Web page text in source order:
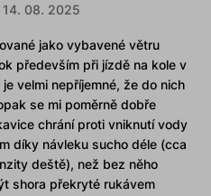
14. 08. 2025
jako vybavené větru
především při jízdě na kole v
velmi nepříjemné, že do nich
se mi poměrně dobře
chrání proti vniknutí vody
díky návleku sucho déle (cca
deště), než bez něho
shora překryté rukávem